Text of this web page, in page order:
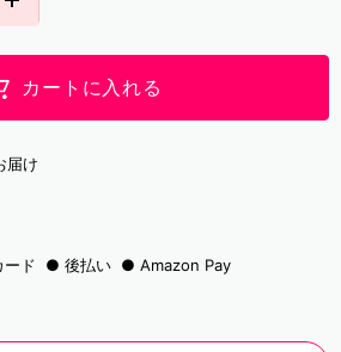
カートに入れる
届け
ード 後払い Amazon Pay